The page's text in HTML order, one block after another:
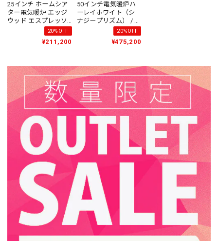
25インチ ホームシア
ター電気暖炉 エッジ
ウッド エスプレッソ /
ディンプレックスカ
ナダ / 送料、開梱・組
立・設置無料 /
20%OFF
¥211,200
50インチ電気暖炉ハ
ーレイホワイト（シ
ナジープリズム） / デ
ィンプレックスカナ
ダ / 送料無料 /
Dimplex Canada /
20%OFF
¥475,200